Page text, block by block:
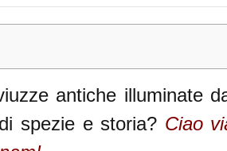
antiche illuminate
spezie e storia? Ciao